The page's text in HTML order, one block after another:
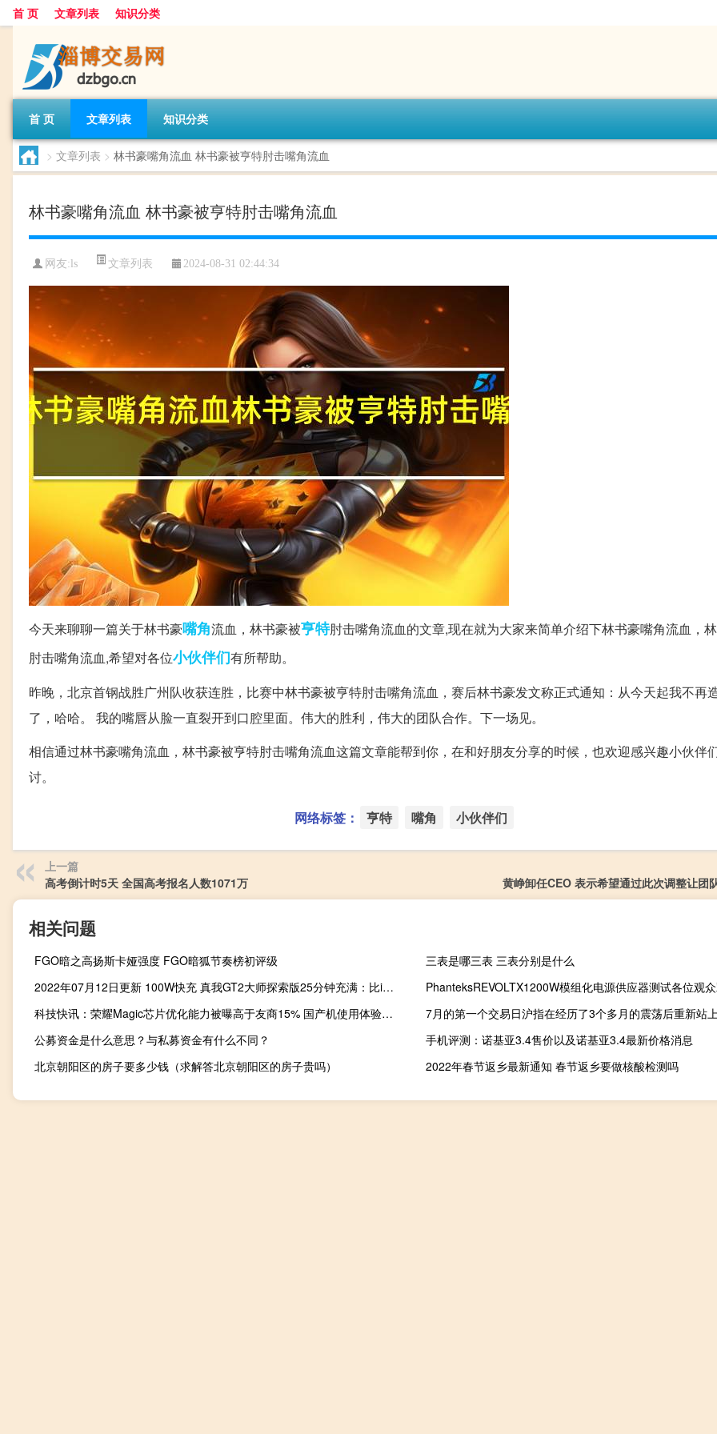
首 页 文章列表 知识分类
首 页 文章列表 知识分类
> 文章列表 > 林书豪嘴角流血 林书豪被亨特肘击嘴角流血
林书豪嘴角流血 林书豪被亨特肘击嘴角流血
网友: ls 文章列表 2024-08-31 02:44:34
今天来聊聊一篇关于林书豪嘴角流血，林书豪被亨特肘击嘴角流血的文章,现在就为大家来简单介绍下林书豪嘴角流血，
肘击嘴角流血,希望对各位小伙伴们有所帮助。
昨晚，北京首钢战胜广州队收获连胜，比赛中林书豪被亨特肘击嘴角流血，赛后林书豪发文称正式通知：从今天起我不再
了，哈哈。 我的嘴唇从脸一直裂开到口腔里面。伟大的胜利，伟大的团队合作。下一场见。
相信通过林书豪嘴角流血，林书豪被亨特肘击嘴角流血这篇文章能帮到你，在和好朋友分享的时候，也欢迎感兴趣小伙伴
讨。
网络标签： 亨特 嘴角 小伙伴们
上一篇
高考倒计时5天 全国高考报名人数1071万
黄峥卸任CEO 表示希望通过此次调整让团
相关问题
FGO暗之高扬斯卡娅强度 FGO暗狐节奏榜初评级
三表是哪三表 三表分别是什么
2022年07月12日更新 100W快充 真我GT2大师探索版25分钟充满：比iP13 Pro Max快1个多小时
科技快讯：荣耀Magic芯片优化能力被曝高于友商15% 国产机使用体验再迎突破
7月的第一个交易日沪指在经历了3个多月的震荡后重新站
公募资金是什么意思？与私募资金有什么不同？
手机评测：诺基亚3.4售价以及诺基亚3.4最新价格消息
北京朝阳区的房子要多少钱（求解答北京朝阳区的房子贵吗）
2022年春节返乡最新通知 春节返乡要做核酸检测吗